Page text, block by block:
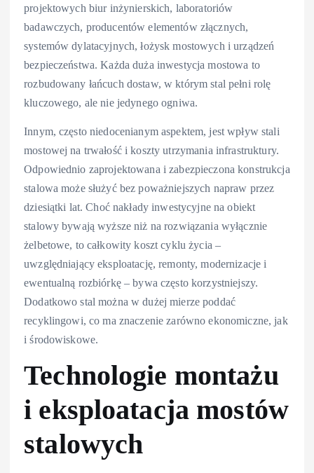
projektowych biur inżynierskich, laboratoriów
badawczych, producentów elementów złącznych,
systemów dylatacyjnych, łożysk mostowych i urządzeń
bezpieczeństwa. Każda duża inwestycja mostowa to
rozbudowany łańcuch dostaw, w którym stal pełni rolę
kluczowego, ale nie jedynego ogniwa.
Innym, często niedocenianym aspektem, jest wpływ stali
mostowej na trwałość i koszty utrzymania infrastruktury.
Odpowiednio zaprojektowana i zabezpieczona konstrukcja
stalowa może służyć bez poważniejszych napraw przez
dziesiątki lat. Choć nakłady inwestycyjne na obiekt
stalowy bywają wyższe niż na rozwiązania wyłącznie
żelbetowe, to całkowity koszt cyklu życia –
uwzględniający eksploatację, remonty, modernizacje i
ewentualną rozbiórkę – bywa często korzystniejszy.
Dodatkowo stal można w dużej mierze poddać
recyklingowi, co ma znaczenie zarówno ekonomiczne, jak
i środowiskowe.
Technologie montażu
i eksploatacja mostów
stalowych